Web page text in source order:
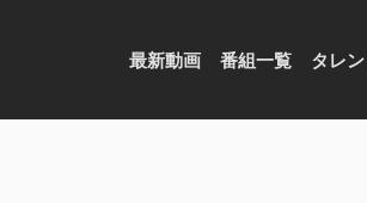
最新動画 番組一覧 タレン